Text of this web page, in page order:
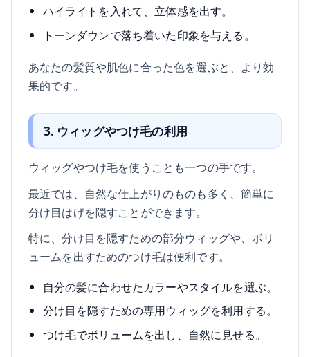
ハイライトを入れて、立体感を出す。
トーンダウンで落ち着いた印象を与える。
あなたの髪質や肌色に合った色を選ぶと、より効
果的です。
3. ウィッグやつけ毛の利用
ウィッグやつけ毛を使うことも一つの手です。
最近では、自然な仕上がりのものも多く、簡単に
分け目はげを隠すことができます。
特に、分け目を隠すための部分ウィッグや、ボリ
ュームを出すためのつけ毛は便利です。
自分の髪に合わせたカラーやスタイルを選ぶ。
分け目を隠すための専用ウィッグを利用する。
つけ毛でボリュームを出し、自然に見せる。